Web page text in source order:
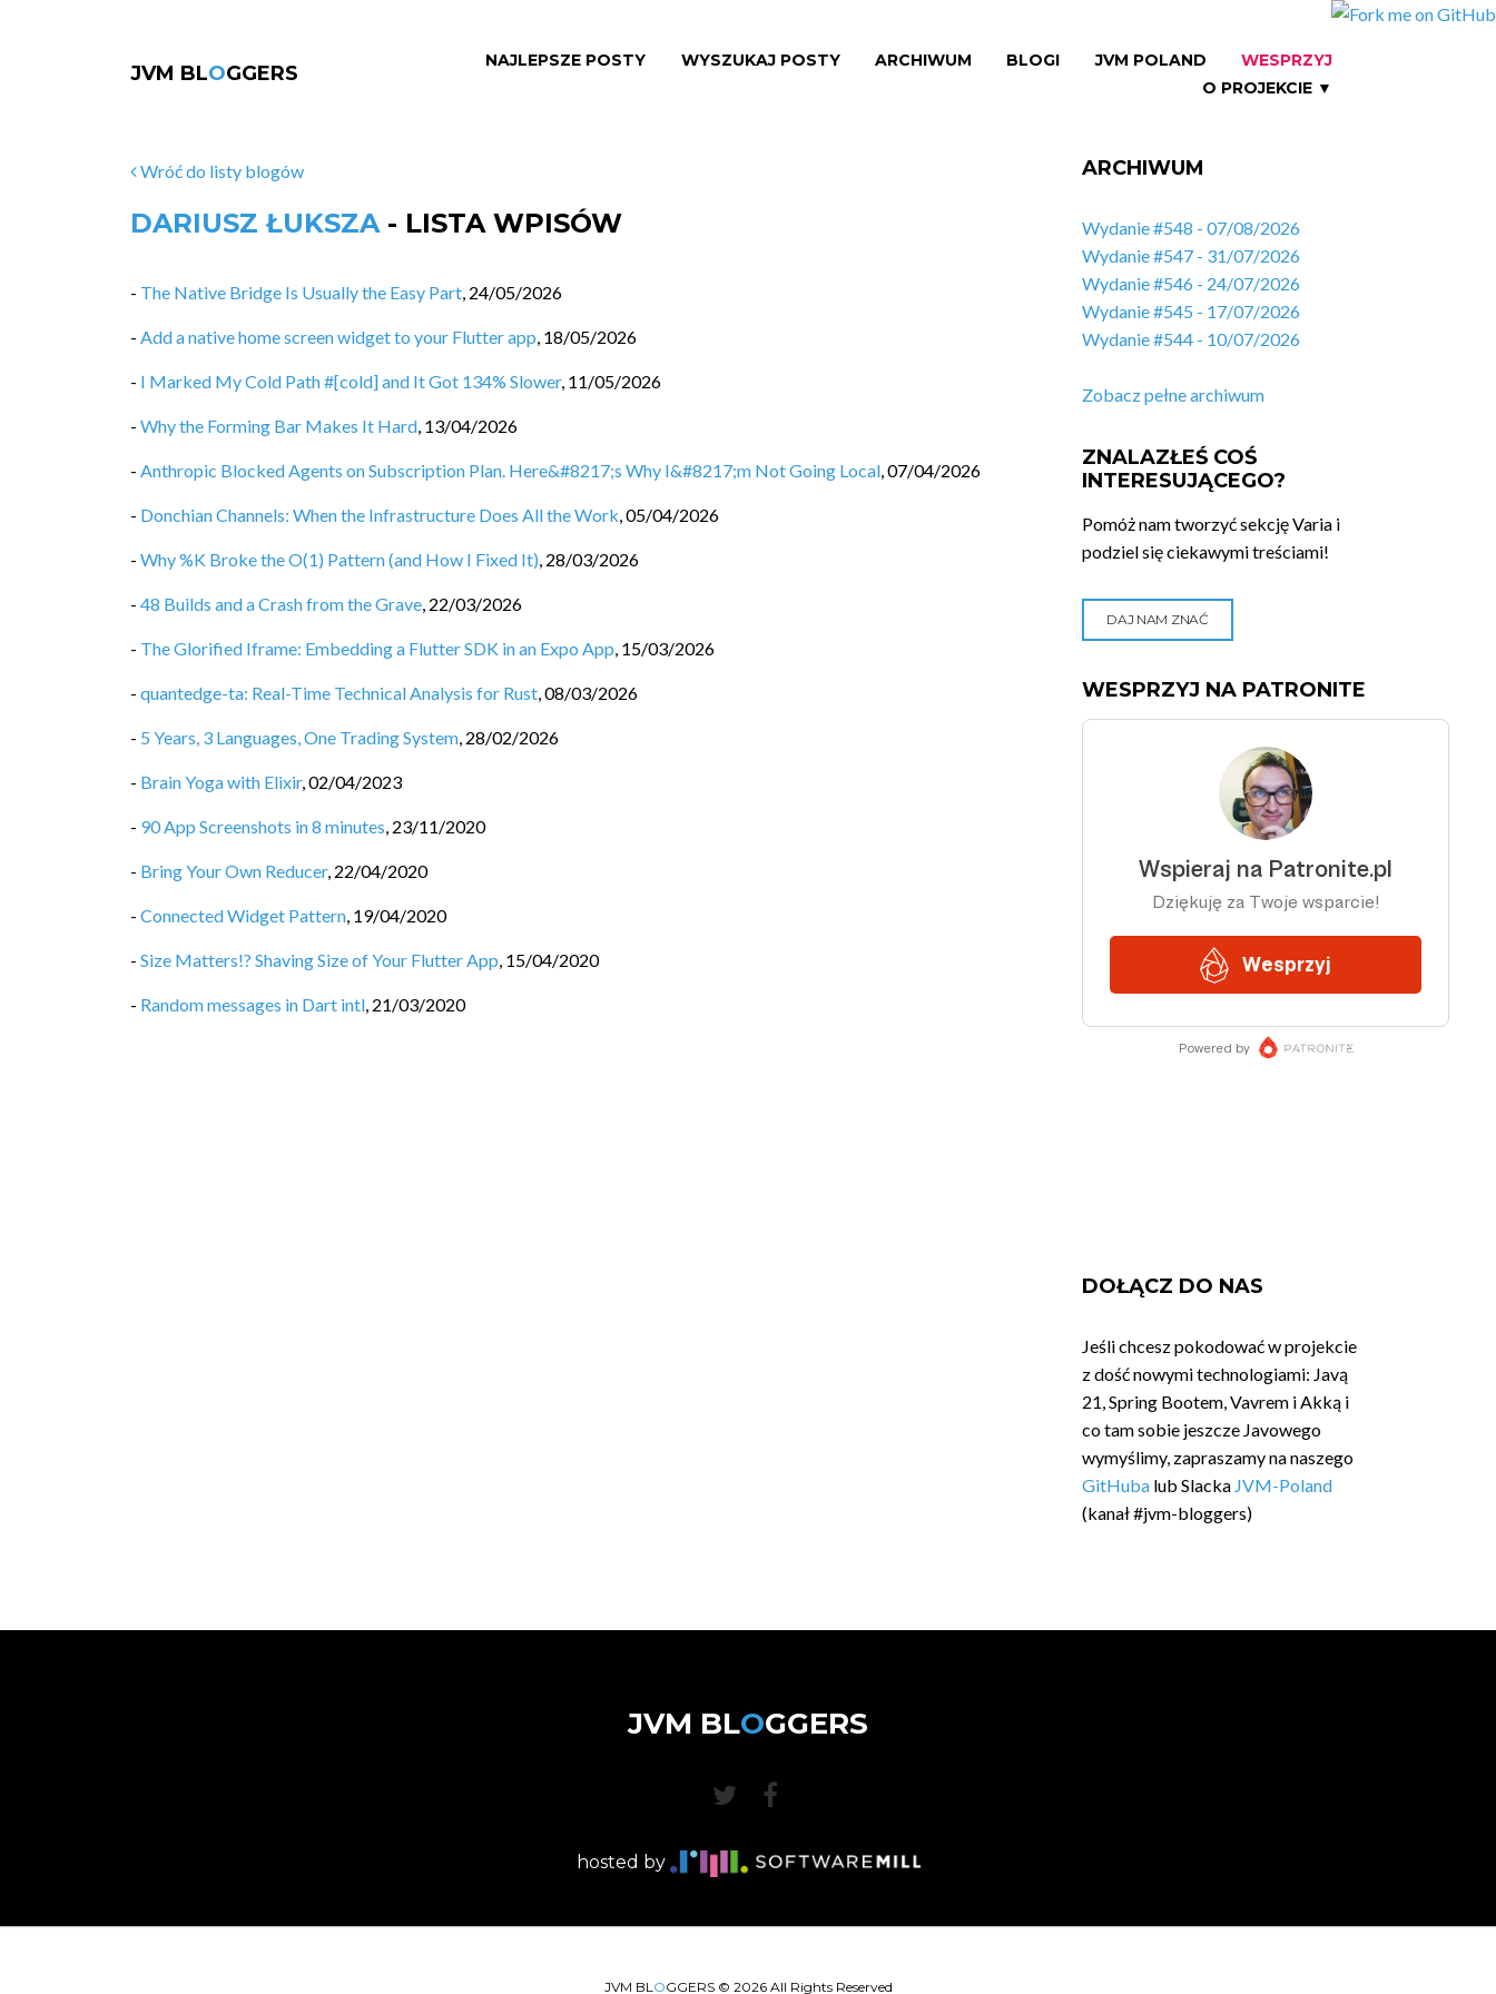
JVM BLOGGERS
NAJLEPSZE POSTY WYSZUKAJ POSTY ARCHIWUM BLOGI JVM POLAND
WESPRZYJ
O PROJEKCIE ▼
Wróć do listy blogów
DARIUSZ ŁUKSZA- LISTA WPISÓW
- The Native Bridge Is Usually the Easy Part, 24/05/2026
- Add a native home screen widget to your Flutter app, 18/05/2026
- I Marked My Cold Path #[cold] and It Got 134% Slower, 11/05/2026
- Why the Forming Bar Makes It Hard, 13/04/2026
- Anthropic Blocked Agents on Subscription Plan. Here&#8217;s Why I&#8217;m Not Going Local,07/04/2026
- Donchian Channels: When the Infrastructure Does All the Work,05/04/2026
- Why %K Broke the O(1) Pattern (and How I Fixed It), 28/03/2026
- 48 Builds and a Crash from the Grave, 22/03/2026
- The Glorified Iframe: Embedding a Flutter SDK in an Expo App, 15/03/2026
- quantedge-ta: Real-Time Technical Analysis for Rust,08/03/2026
- 5 Years, 3 Languages, One Trading System, 28/02/2026
- Brain Yoga with Elixir,02/04/2023
- 90 App Screenshots in 8 minutes, 23/11/2020
- Bring Your Own Reducer, 22/04/2020
- Connected Widget Pattern, 19/04/2020
- Size Matters!? Shaving Size of Your Flutter App, 15/04/2020
- Random messages in Dart intl, 21/03/2020
ARCHIWUM
Wydanie #548 - 07/08/2026
Wydanie #547 - 31/07/2026
Wydanie #546 - 24/07/2026
Wydanie #545 - 17/07/2026
Wydanie #544 - 10/07/2026
Zobacz pełne archiwum
ZNALAZŁEŚ COŚ
INTERESUJĄCEGO?
Pomóż nam tworzyć sekcję Varia i
podziel się ciekawymi treściami!
DAJ NAM ZNAĆ
WESPRZYJ NA PATRONITE
DOŁĄCZ DO NAS
Jeśli chcesz pokodować w projekcie
z dość nowymi technologiami: Javą
21, Spring Bootem, Vavrem i Akką i
co tam sobie jeszcze Javowego
wymyślimy, zapraszamy na naszego
GitHuba lub Slacka JVM-Poland
(kanał #jvm-bloggers)
JVM BLOGGERS
hosted by
JVM BLOGGERS © 2026All Rights Reserved